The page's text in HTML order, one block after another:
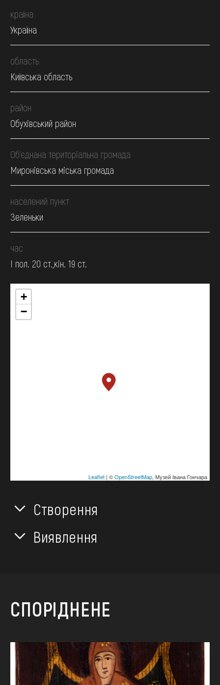
країна
Україна
область
Київська область
район
Обухівський район
Об’єднана територіальна громада
Миронівська міська громада
населений пункт
Зеленьки
час
І пол. 20 ст.,кін. 19 ст.
+
−
Leaflet| ©OpenStreetMap, Музей Івана Гончара
Створення
Виявлення
СПОРІДНЕНЕ